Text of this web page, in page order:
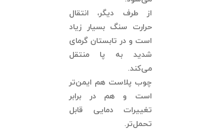
از طرف دیگر، انتقال
حرارت سنگ بسیار زیاد
است و در تابستان گرمای
شدید به پا منتقل
می‌کند.
چوب پلاست هم ایمن‌تر
است و هم در برابر
تغییرات دمایی قابل
تحمل‌تر.